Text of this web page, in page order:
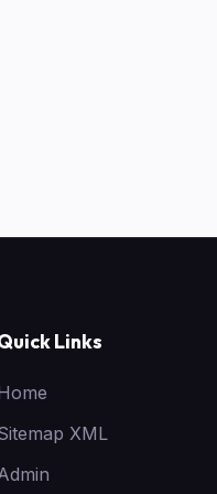
Links
XML